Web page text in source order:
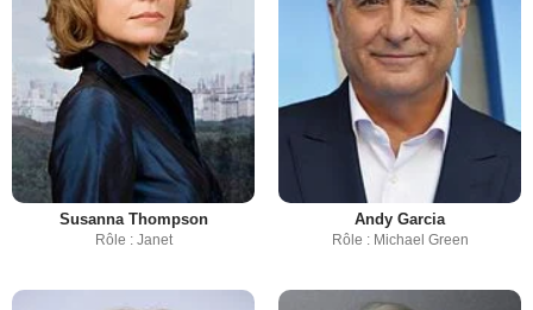
Susanna Thompson
Rôle : Janet
Andy Garcia
Rôle : Michael Green